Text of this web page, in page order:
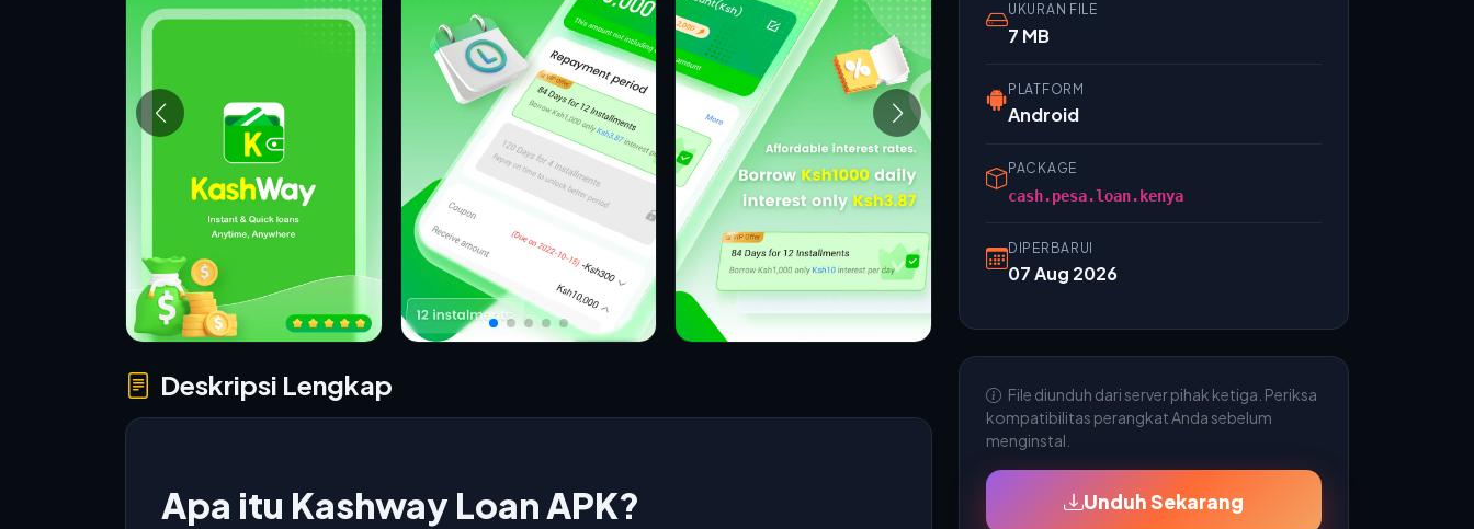
Deskripsi Lengkap
Apa itu Kashway Loan APK?
UKURAN FILE
7 MB
PLATFORM
Android
PACKAGE
cash.pesa.loan.kenya
DIPERBARUI
07 Aug 2026
File diunduh dari server pihak ketiga. Periksa
kompatibilitas perangkat Anda sebelum
menginstal.
Unduh Sekarang